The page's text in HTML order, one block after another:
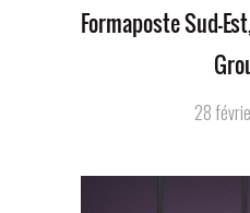
Formaposte Sud-
28